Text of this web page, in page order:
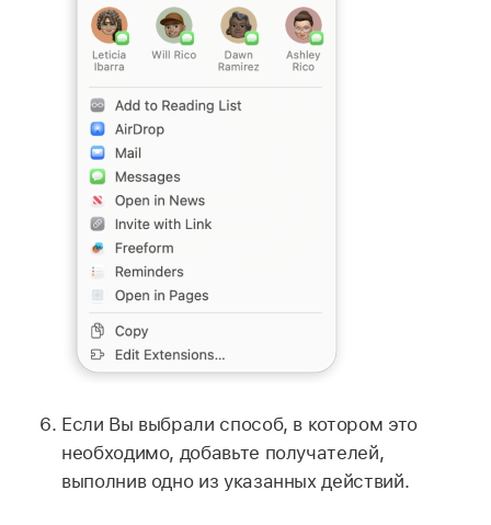
Если Вы выбрали способ, в котором это
необходимо, добавьте получателей,
выполнив одно из указанных действий.